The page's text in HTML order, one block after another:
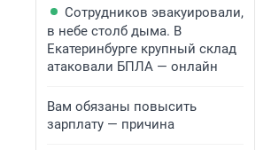
Сотрудников эвакуировали,
в небе столб дыма. В
Екатеринбурге крупный склад
атаковали БПЛА — онлайн
Вам обязаны повысить
зарплату — причина